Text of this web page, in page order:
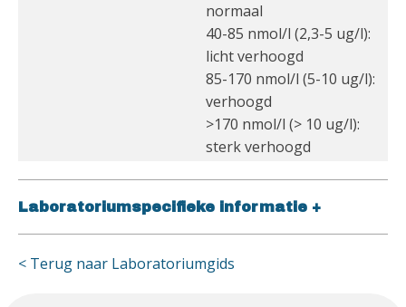
normaal
40-85 nmol/l (2,3-5 ug/l):
licht verhoogd
85-170 nmol/l (5-10 ug/l):
verhoogd
>170 nmol/l (> 10 ug/l):
sterk verhoogd
Laboratoriumspecifieke informatie +
< Terug naar Laboratoriumgids